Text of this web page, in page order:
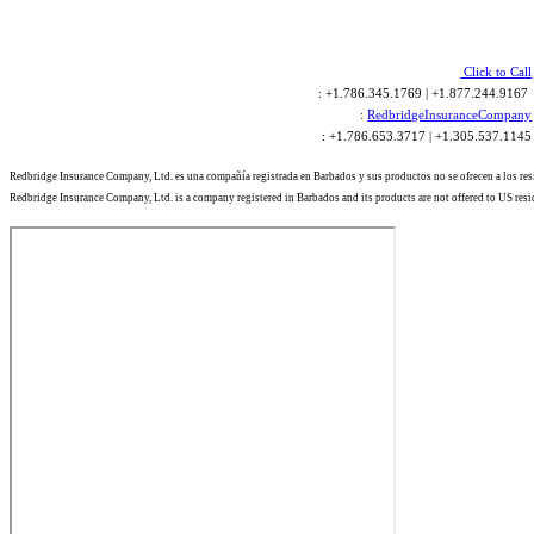
Click to Call
: +1.786.345.1769 | +1.877.244.9167
:RedbridgeInsuranceCompany
: +1.786.653.3717 | +1.305.537.1145
Redbridge Insurance Company, Ltd. es una compañía registrada en Barbados y sus productos no se ofrecen a los
Redbridge Insurance Company, Ltd. is a company registered in Barbados and its products are not offered to US